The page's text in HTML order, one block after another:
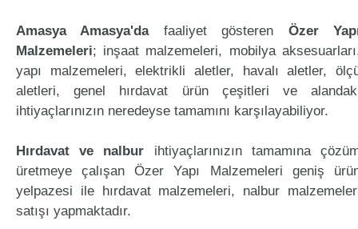
Amasya Amasya'dafaaliyet gösteren Özer
Malzemeleri; inşaat malzemeleri, mobilya
yapı malzemeleri, elektrikli aletler, havalı aletler,
aletleri, genel hırdavat ürün çeşitleri ve
ihtiyaçlarınızın neredeyse tamamını karşılayabiliyor.
Hırdavat ve nalbur ihtiyaçlarınızın tamamına
üretmeye çalışan Özer Yapı Malzemeleri geniş
yelpazesi ile hırdavat malzemeleri, nalbur
satışı yapmaktadır.